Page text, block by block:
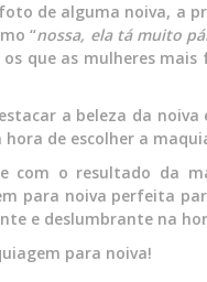
de alguma noiva, a
“nossa, ela tá muito
os que as mulheres
a beleza da
de escolher a
com o resultado da
para noiva perfeita
e deslumbrante na
para noiva!